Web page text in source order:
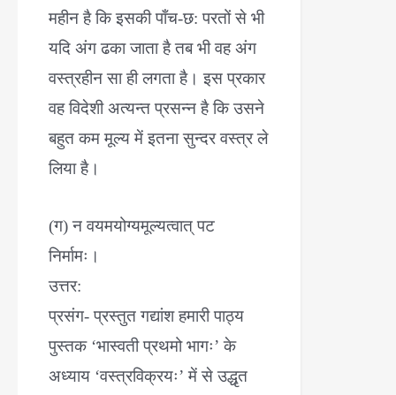
महीन है कि इसकी पाँच-छ: परतों से भी
यदि अंग ढका जाता है तब भी वह अंग
वस्त्रहीन सा ही लगता है। इस प्रकार
वह विदेशी अत्यन्त प्रसन्न है कि उसने
बहुत कम मूल्य में इतना सुन्दर वस्त्र ले
लिया है।
(ग) न वयमयोग्यमूल्यत्वात् पट
निर्मामः।
उत्तर:
प्रसंग- प्रस्तुत गद्यांश हमारी पाठ्य
पुस्तक ‘भास्वती प्रथमो भागः’ के
अध्याय ‘वस्त्रविक्रयः’ में से उद्धृत